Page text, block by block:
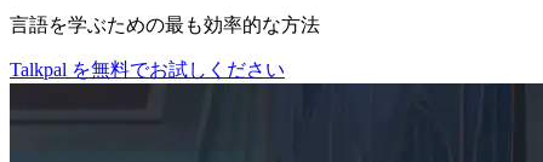
言語を学ぶための最も効率的な方法
Talkpal を無料でお試しください